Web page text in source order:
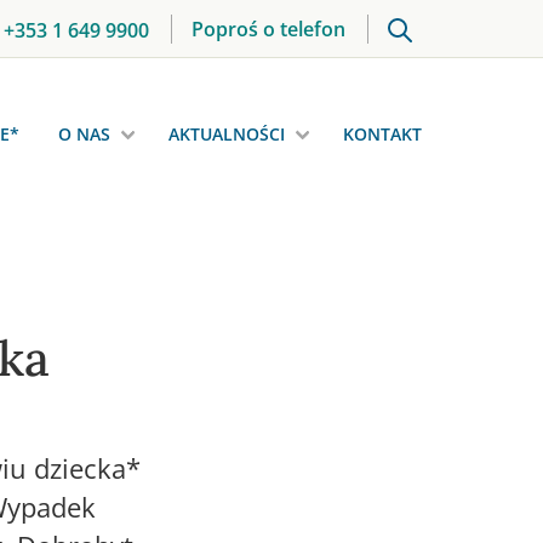
+353 1 649 9900 Poproś o telefon
O NAS AKTUALNOŚCI KONTAKT
dziecka*